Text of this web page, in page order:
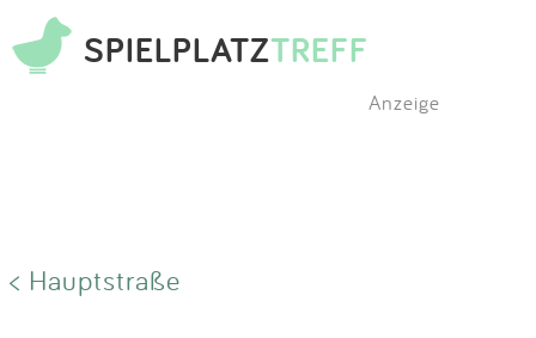
SPIELPLATZTREFF
Anzeige
< Hauptstraße